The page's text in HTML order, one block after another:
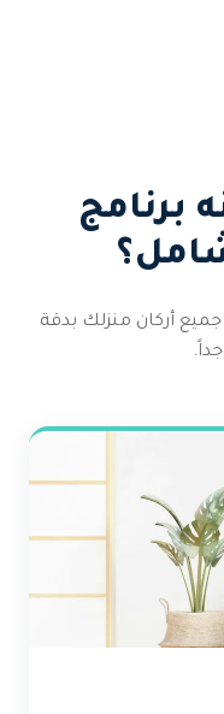
برنامج
أركان منزلك بدقة